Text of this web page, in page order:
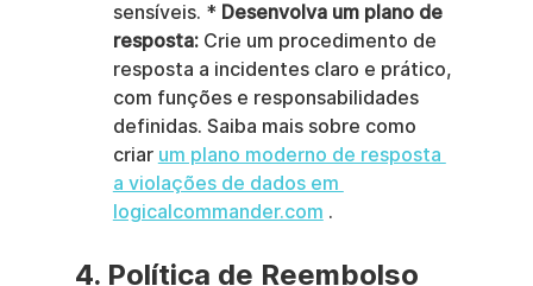
sensíveis. * Desenvolva um plano de
resposta: Crie um procedimento de
resposta a incidentes claro e prático,
com funções e responsabilidades
definidas. Saiba mais sobre como
criar um plano moderno de resposta
a violações de dados em
logicalcommander.com .
4. Política de Reembolso